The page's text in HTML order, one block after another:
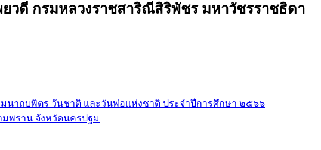
ยวดี กรมหลวงราชสาริณีสิริพัชร มหาวัชรราชธิดา
นาถบพิตร วันชาติ และวันพ่อแห่งชาติ ประจำปีการศึกษา ๒๕๖๖
พราน จังหวัดนครปฐม